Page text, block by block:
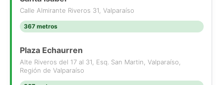
Calle Almirante Riveros 31, Valparaíso
367 metros
Plaza Echaurren
Alte Riveros del 17 al 31, Esq. San Martin, Valparaíso,
Región de Valparaíso